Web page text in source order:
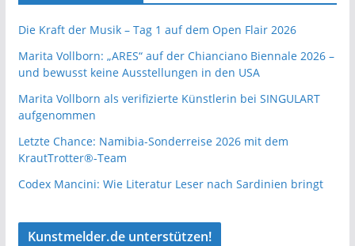
Die Kraft der Musik – Tag 1 auf dem Open Flair 2026
Marita Vollborn: „ARES“ auf der Chianciano Biennale 2026 –
und bewusst keine Ausstellungen in den USA
Marita Vollborn als verifizierte Künstlerin bei SINGULART
aufgenommen
Letzte Chance: Namibia-Sonderreise 2026 mit dem
KrautTrotter®-Team
Codex Mancini: Wie Literatur Leser nach Sardinien bringt
Kunstmelder.de unterstützen!